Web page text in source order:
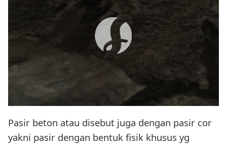
Pasir beton atau disebut juga dengan pasir cor
yakni pasir dengan bentuk fisik khusus yg